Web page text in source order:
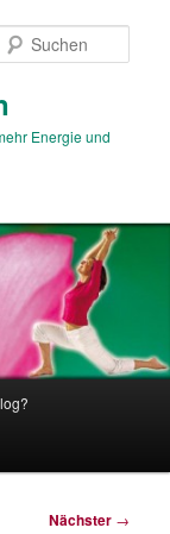
Energie und
Nächster →